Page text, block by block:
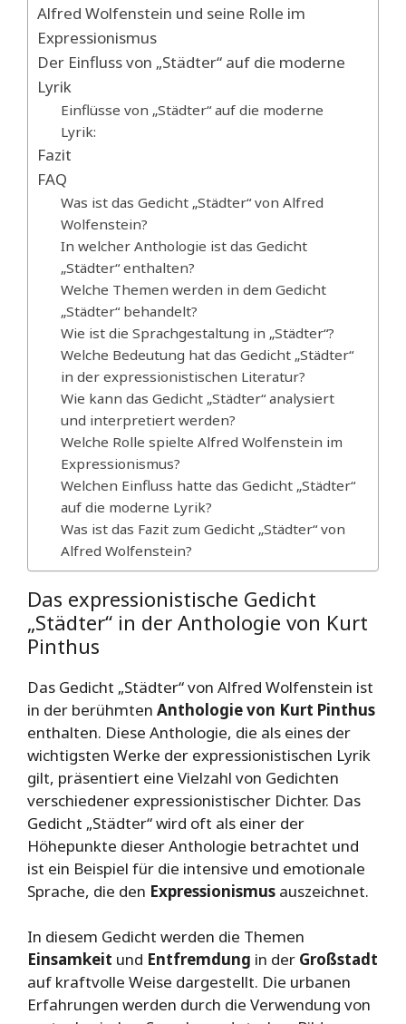
Alfred Wolfenstein und seine Rolle im
Expressionismus
Der Einfluss von „Städter“ auf die moderne
Lyrik
Einflüsse von „Städter“ auf die moderne
Lyrik:
Fazit
FAQ
Was ist das Gedicht „Städter“ von Alfred
Wolfenstein?
In welcher Anthologie ist das Gedicht
„Städter“ enthalten?
Welche Themen werden in dem Gedicht
„Städter“ behandelt?
Wie ist die Sprachgestaltung in „Städter“?
Welche Bedeutung hat das Gedicht „Städter“
in der expressionistischen Literatur?
Wie kann das Gedicht „Städter“ analysiert
und interpretiert werden?
Welche Rolle spielte Alfred Wolfenstein im
Expressionismus?
Welchen Einfluss hatte das Gedicht „Städter“
auf die moderne Lyrik?
Was ist das Fazit zum Gedicht „Städter“ von
Alfred Wolfenstein?
Das expressionistische Gedicht
„Städter“ in der Anthologie von Kurt
Pinthus
Das Gedicht „Städter“ von Alfred Wolfenstein ist
in der berühmten Anthologie von Kurt Pinthus
enthalten. Diese Anthologie, die als eines der
wichtigsten Werke der expressionistischen Lyrik
gilt, präsentiert eine Vielzahl von Gedichten
verschiedener expressionistischer Dichter. Das
Gedicht „Städter“ wird oft als einer der
Höhepunkte dieser Anthologie betrachtet und
ist ein Beispiel für die intensive und emotionale
Sprache, die den Expressionismus auszeichnet.
In diesem Gedicht werden die Themen
Einsamkeit und Entfremdung in der Großstadt
auf kraftvolle Weise dargestellt. Die urbanen
Erfahrungen werden durch die Verwendung von